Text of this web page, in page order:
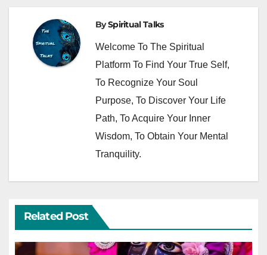
BySpiritual Talks
Welcome To The Spiritual
Platform To Find Your True Self,
To Recognize Your Soul
Purpose, To Discover Your Life
Path, To Acquire Your Inner
Wisdom, To Obtain Your Mental
Tranquility.
Related Post